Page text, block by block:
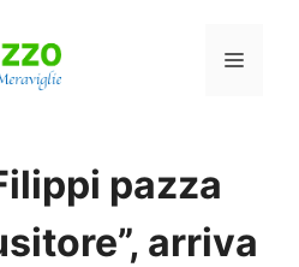
Menu
pazza
arriva